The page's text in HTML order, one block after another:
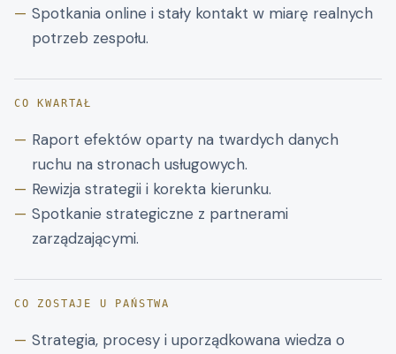
Spotkania online i stały kontakt w miarę realnych
potrzeb zespołu.
CO KWARTAŁ
Raport efektów oparty na twardych danych
ruchu na stronach usługowych.
Rewizja strategii i korekta kierunku.
Spotkanie strategiczne z partnerami
zarządzającymi.
CO ZOSTAJE U PAŃSTWA
Strategia, procesy i uporządkowana wiedza o